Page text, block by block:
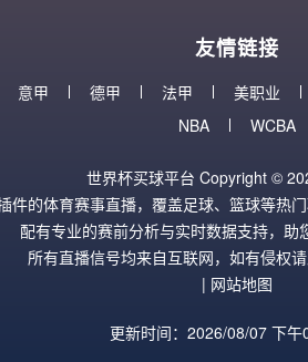
友情链接
意甲 德甲 法甲 美职业
NBA
WCBA
世界杯买球平台 Copyright ©
件的体育赛事直播，覆盖足球、篮球等热
配有专业的赛前分析与实时数据支持，助
所有直播信号均来自互联网，如有侵权请
| 网站地图
更新时间：2026/08/07 下午